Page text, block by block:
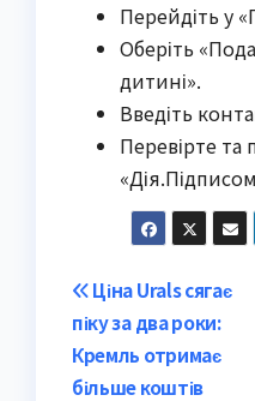
Перейдіть у
Оберіть
дитині».
Введіть
Перевірте та
Post
navigation
Ціна Urals сягає
піку за два роки:
Кремль отримає
більше коштів